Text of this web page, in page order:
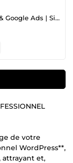
Expert Solutions Digitales, SEO & Google Ads | Sites Web et Marketplace
de votre
WordPress**,
attrayant et,